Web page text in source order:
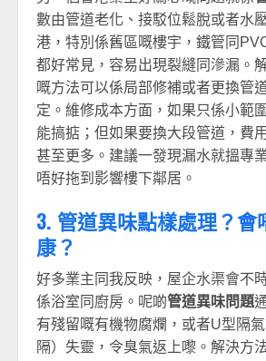
數由管道老化、接駁位鬆脫或者水
港，特別係舊區嘅樓宇，鐵管同
都好常見，容易出現裂縫同滲漏。
嘅方法可以係局部修補或者更換管
定。維修成本方面，如果只係小範
能搞掂；但如果要換大段管道，費
甚至更多。建議一發現漏水就搵專
唔好拖到影響樓下鄰居。
3. 管道異味點樣處理？會
康？
好多業主同我反映，屋企水渠會不
係浴室同廚房。呢啲管道異味問題
有殘留嘅有機物腐爛，或者U型隔
隔）失靈，令臭氣返上嚟。解決方